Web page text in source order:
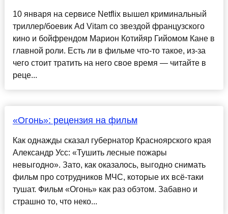
10 января на сервисе Netflix вышел криминальный
триллер/боевик Ad Vitam со звездой французского
кино и бойфрендом Марион Котийяр Гийомом Кане в
главной роли. Есть ли в фильме что-то такое, из-за
чего стоит тратить на него свое время — читайте в
реце...
«Огонь»: рецензия на фильм
Как однажды сказал губернатор Красноярского края
Александр Усс: «Тушить лесные пожары
невыгодно». Зато, как оказалось, выгодно снимать
фильм про сотрудников МЧС, которые их всё-таки
тушат. Фильм «Огонь» как раз обэтом. Забавно и
страшно то, что неко...